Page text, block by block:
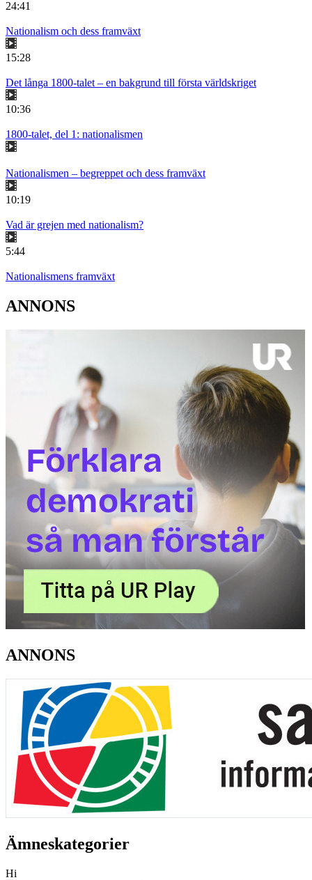
24:41
Nationalism och dess framväxt
15:28
Det långa 1800-talet – en bakgrund till första världskriget
10:36
1800-talet, del 1: nationalismen
Nationalismen – begreppet och dess framväxt
10:19
Vad är grejen med nationalism?
5:44
Nationalismens framväxt
ANNONS
ANNONS
Ämneskategorier
Hi